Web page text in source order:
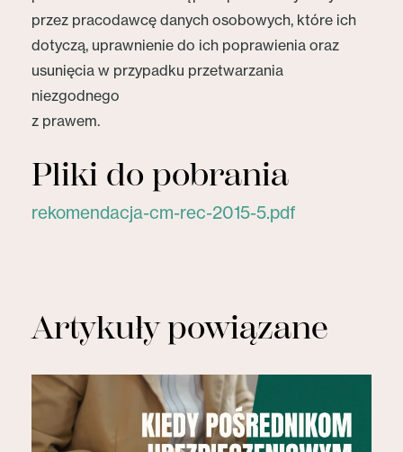
przez pracodawcę danych osobowych, które ich
dotyczą, uprawnienie do ich poprawienia oraz
usunięcia w przypadku przetwarzania
niezgodnego
z prawem.
Pliki do pobrania
rekomendacja-cm-rec-2015-5.pdf
Artykuły powiązane